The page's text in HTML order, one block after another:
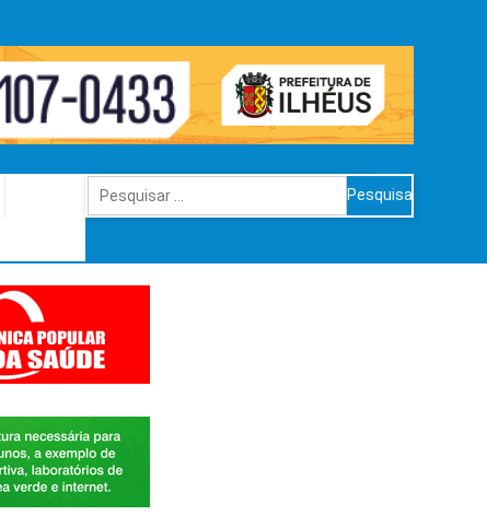
Pesquisar
por: